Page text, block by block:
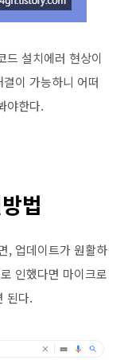
드 설치에러 현상이
이 가능하니 어떠
야한다.
법
업데이트가 원활하
인했다면 마이크로
된다.